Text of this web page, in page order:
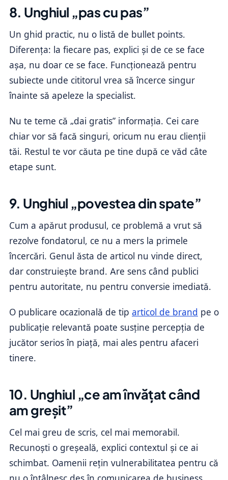
8. Unghiul „pas cu pas”
Un ghid practic, nu o listă de bullet points.
Diferența: la fiecare pas, explici și de ce se face
așa, nu doar ce se face. Funcționează pentru
subiecte unde cititorul vrea să încerce singur
înainte să apeleze la specialist.
Nu te teme că „dai gratis” informația. Cei care
chiar vor să facă singuri, oricum nu erau clienții
tăi. Restul te vor căuta pe tine după ce văd câte
etape sunt.
9. Unghiul „povestea din spate”
Cum a apărut produsul, ce problemă a vrut să
rezolve fondatorul, ce nu a mers la primele
încercări. Genul ăsta de articol nu vinde direct,
dar construiește brand. Are sens când publici
pentru autoritate, nu pentru conversie imediată.
O publicare ocazională de tip articol de brand pe o
publicație relevantă poate susține percepția de
jucător serios în piață, mai ales pentru afaceri
tinere.
10. Unghiul „ce am învățat când
am greșit”
Cel mai greu de scris, cel mai memorabil.
Recunoști o greșeală, explici contextul și ce ai
schimbat. Oamenii rețin vulnerabilitatea pentru că